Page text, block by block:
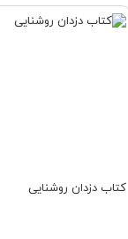
کتاب دزدان روشنایی